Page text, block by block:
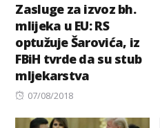
Zasluge za izvoz bh.
mlijeka u EU: RS
optužuje Šarovića, iz
FBiH tvrde da su stub
mljekarstva
Posted
07/08/2018